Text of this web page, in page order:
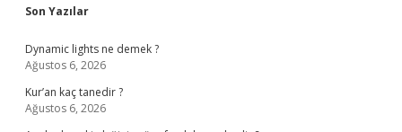
Sidebar
Son Yazılar
Dynamic lights ne demek ?
Ağustos 6, 2026
Kur’an kaç tanedir ?
Ağustos 6, 2026